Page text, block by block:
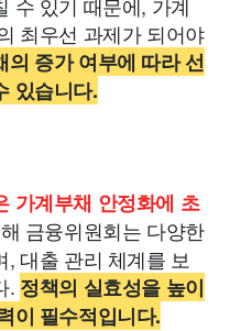
최우선 과제가 되어야
의 증가 여부에 따라 선
있습니다.
가계부채 안정화에 초
금융위원회는 다양한
대출 관리 체계를 보
. 정책의 실효성을 높이
이 필수적입니다.